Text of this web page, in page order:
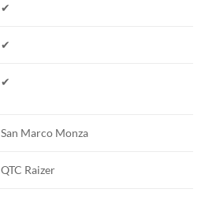
✔
✔
✔
San Marco Monza
QTC Raizer